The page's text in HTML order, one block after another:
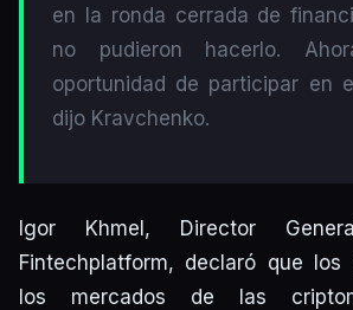
en la ronda cerrada de
no pudieron hacerlo.
oportunidad de participar en
dijo Kravchenko.
Igor Khmel, Director
Fintechplatform, declaró que los
los mercados de las